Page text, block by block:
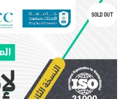
SOLD OUT